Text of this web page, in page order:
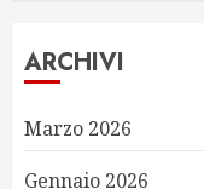
ARCHIVI
Marzo 2026
Gennaio 2026